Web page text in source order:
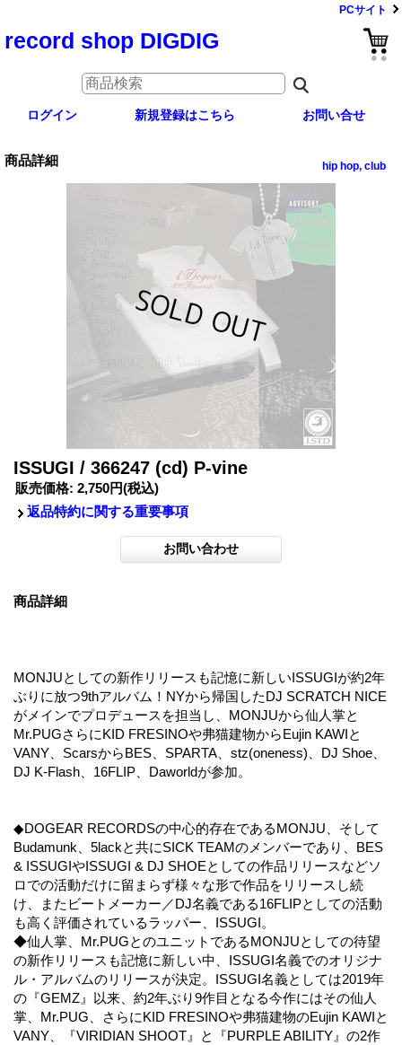
PCサイト
record shop DIGDIG
ログイン 新規登録はこちら お問い合せ
商品詳細 hip hop, club
ISSUGI / 366247 (cd) P-vine
販売価格: 2,750円(税込)
返品特約に関する重要事項
商品詳細
MONJUとしての新作リリースも記憶に新しいISSUGIが約2年
ぶりに放つ9thアルバム！NYから帰国したDJ SCRATCH NICE
がメインでプロデュースを担当し、MONJUから仙人掌と
Mr.PUGさらにKID FRESINOや弗猫建物からEujin KAWIと
VANY、ScarsからBES、SPARTA、stz(oneness)、DJ Shoe、
DJ K-Flash、16FLIP、Daworldが参加。
◆DOGEAR RECORDSの中心的存在であるMONJU、そして
Budamunk、5lackと共にSICK TEAMのメンバーであり、BES
& ISSUGIやISSUGI & DJ SHOEとしての作品リリースなどソ
ロでの活動だけに留まらず様々な形で作品をリリースし続
け、またビートメーカー／DJ名義である16FLIPとしての活動
も高く評価されているラッパー、ISSUGI。
◆仙人掌、Mr.PUGとのユニットであるMONJUとしての待望
の新作リリースも記憶に新しい中、ISSUGI名義でのオリジナ
ル・アルバムのリリースが決定。ISSUGI名義としては2019年
の『GEMZ』以来、約2年ぶり9作目となる今作にはその仙人
掌、Mr.PUG、さらにKID FRESINOや弗猫建物のEujin KAWIと
VANY、『VIRIDIAN SHOOT』と『PURPLE ABILITY』の2作